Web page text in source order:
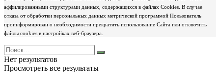
аффилированными структурами данных, содержащихся в файлах Cookies. В случае
отказа от обработки персональных данных метрической программой Пользователь
проинформирован о необходимости прекратить использование Сайта или отключить
файлы cookies в настройках веб-браузера.
Нет результатов
Просмотреть все результаты